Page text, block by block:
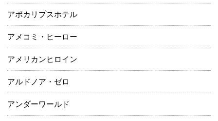
アポカリプスホテル
アメコミ・ヒーロー
アメリカンヒロイン
アルドノア・ゼロ
アンダーワールド